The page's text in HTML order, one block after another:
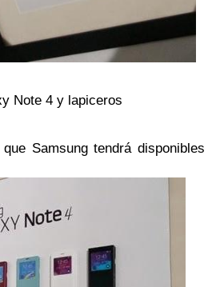
Note 4 y lapiceros
Samsung tendrá disponibles